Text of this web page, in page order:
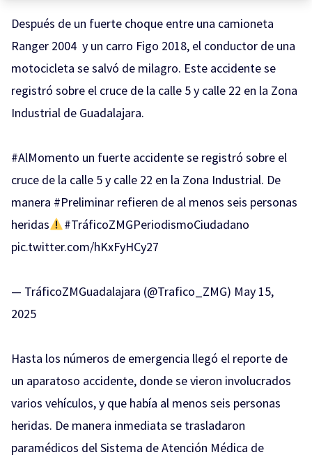
Después de un fuerte choque entre una camioneta
Ranger 2004 y un carro Figo 2018, el conductor de una
motocicleta se salvó de milagro. Este accidente se
registró sobre el cruce de la calle 5 y calle 22 en la Zona
Industrial de Guadalajara.
#AlMomento un fuerte accidente se registró sobre el
cruce de la calle 5 y calle 22 en la Zona Industrial. De
manera #Preliminar refieren de al menos seis personas
heridas
#TráficoZMGPeriodismoCiudadano
pic.twitter.com/hKxFyHCy27
— TráficoZMGuadalajara (@Trafico_ZMG) May 15,
2025
Hasta los números de emergencia llegó el reporte de
un aparatoso accidente, donde se vieron involucrados
varios vehículos, y que había al menos seis personas
heridas. De manera inmediata se trasladaron
paramédicos delSistema de Atención Médica de